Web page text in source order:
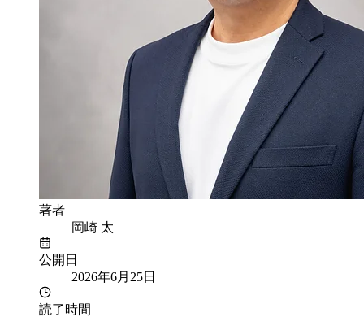
著者
岡崎 太
公開日
2026年6月25日
読了時間